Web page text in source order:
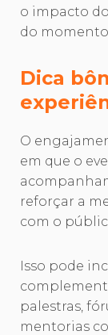
o impacto
do
Dica
O
em que o
reforçar a
com o
Isso pode
palestras,
mentorias